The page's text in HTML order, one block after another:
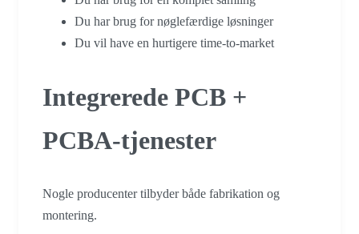
Du har brug for nøglefærdige løsninger
Du vil have en hurtigere time-to-market
Integrerede PCB +
PCBA-tjenester
Nogle producenter tilbyder både fabrikation og
montering.